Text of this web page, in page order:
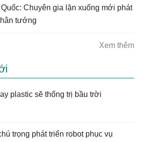
Chuyên gia lặn xuống mới phát
tướng
Xem thêm
plastic sẽ thống trị bầu trời
trọng phát triển robot phục vụ